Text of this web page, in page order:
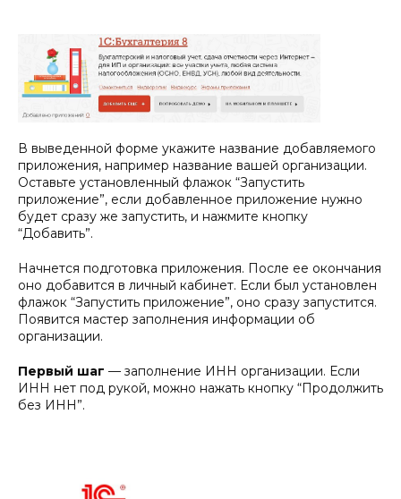
В выведенной форме укажите название добавляемого
приложения, например название вашей организации.
Оставьте установленный флажок “Запустить
приложение”, если добавленное приложение нужно
будет сразу же запустить, и нажмите кнопку
“Добавить”.
Начнется подготовка приложения. После ее окончания
оно добавится в личный кабинет. Если был установлен
флажок “Запустить приложение”, оно сразу запустится.
Появится мастер заполнения информации об
организации.
Первый шаг — заполнение ИНН организации. Если
ИНН нет под рукой, можно нажать кнопку “Продолжить
без ИНН”.